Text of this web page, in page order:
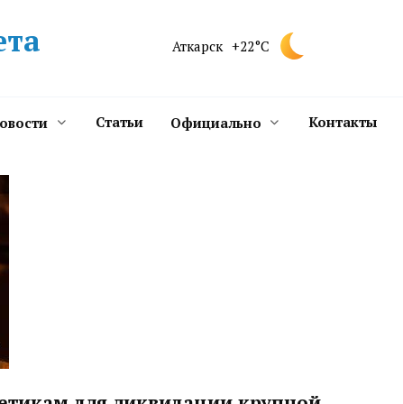
Аткарск +22°C
Статьи Официально Контакты